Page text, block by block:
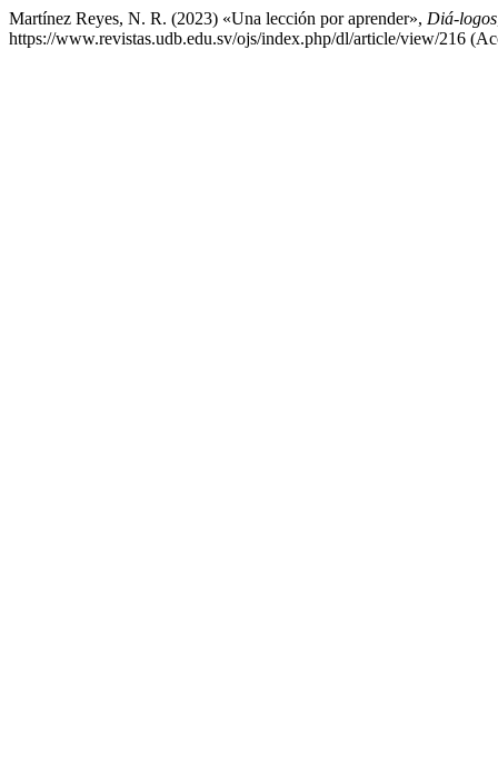
Martínez Reyes, N. R. (2023) «Una lección por aprender», Diá-logos
https://www.revistas.udb.edu.sv/ojs/index.php/dl/article/view/216